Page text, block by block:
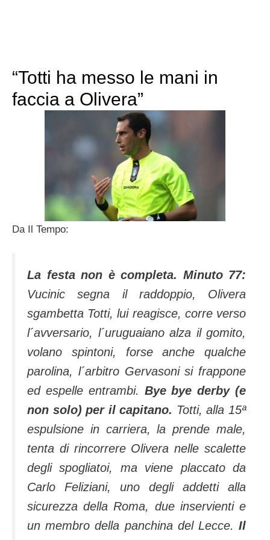
“Totti ha messo le mani in
faccia a Olivera”
Da Il Tempo:
La festa non è completa. Minuto 77:
Vucinic segna il raddoppio, Olivera
sgambetta Totti, lui reagisce, corre verso
l´avversario, l´uruguaiano alza il gomito,
volano spintoni, forse anche qualche
parolina, l´arbitro Gervasoni si frappone
ed espelle entrambi. Bye bye derby (e
non solo) per il capitano. Totti, alla 15ª
espulsione in carriera, la prende male,
tenta di rincorrere Olivera nelle scalette
degli spogliatoi, ma viene placcato da
Carlo Feliziani, uno degli addetti alla
sicurezza della Roma, due inservienti e
un membro della panchina del Lecce. Il